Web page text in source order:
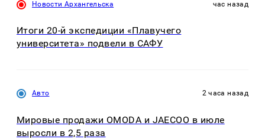
Новости Архангельска час назад
Итоги 20-й экспедиции «Плавучего
университета» подвели в САФУ
Авто 2 часа назад
Мировые продажи OMODA и JAECOO в июле
выросли в 2,5 раза